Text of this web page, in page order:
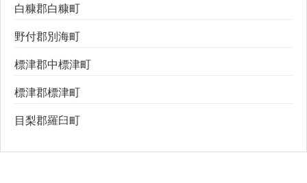
白糠郡白糠町
野付郡別海町
標津郡中標津町
標津郡標津町
目梨郡羅臼町